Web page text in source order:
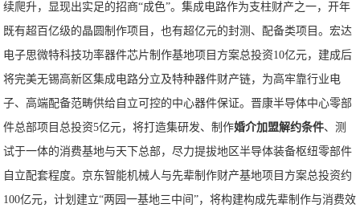
续爬升，显现出实足的招商“成色”。集成电路作为支柱财产之一，开年
既有超百亿级的晶圆制作项目，也有超亿元的封测、配备类项目。宏达
电子思微特科技功率器件芯片制作基地项目方案总投资10亿元，建成后
将完美无锡高新区集成电路分立及特种器件财产链，为高牢靠行业电
子、高端配备范畴供给自立可控的中心器件保证。晋康半导体中心零部
件总部项目总投资5亿元，将打造集研发、制作婚介加盟解约条件、测
试于一体的消费基地与天下总部，尽力提拔地区半导体装备枢纽零部件
自立配套程度。京东智能机械人与先辈制作财产基地项目方案总投资约
100亿元，计划建立“两园一基地三中间”，将构建构成先辈制作与消费效